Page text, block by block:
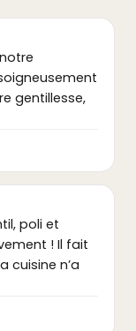
gentillesse,
poli et
! Il fait
cuisine n’a